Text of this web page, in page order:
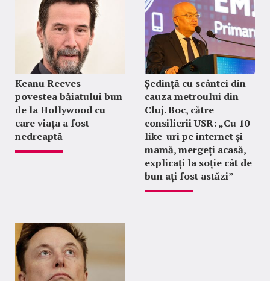
Keanu Reeves -
povestea băiatului bun
de la Hollywood cu
care viața a fost
nedreaptă
Ședință cu scântei din
cauza metroului din
Cluj. Boc, către
consilierii USR: „Cu 10
like-uri pe internet și
mamă, mergeți acasă,
explicați la soție cât de
bun ați fost astăzi”